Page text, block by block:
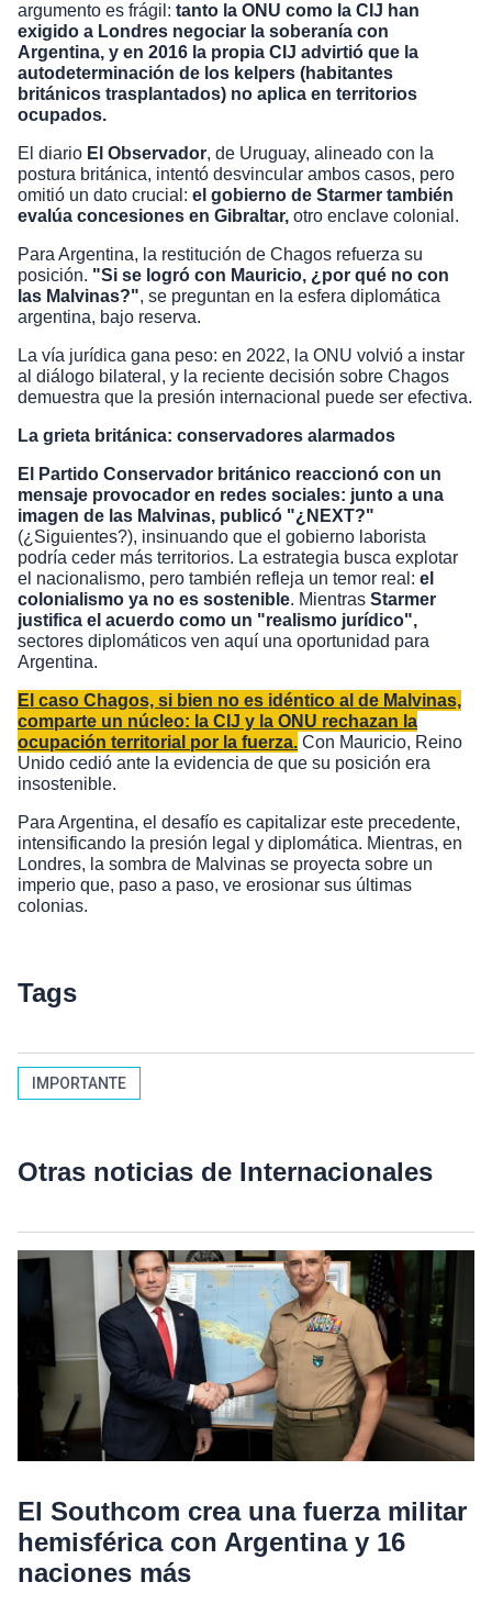
argumento es frágil: tanto la ONU como la CIJ han
exigido a Londres negociar la soberanía con
Argentina, y en 2016 la propia CIJ advirtió que la
autodeterminación de los kelpers (habitantes
británicos trasplantados) no aplica en territorios
ocupados.
El diario El Observador, de Uruguay, alineado con la
postura británica, intentó desvincular ambos casos, pero
omitió un dato crucial: el gobierno de Starmer también
evalúa concesiones en Gibraltar, otro enclave colonial.
Para Argentina, la restitución de Chagos refuerza su
posición. "Si se logró con Mauricio, ¿por qué no con
las Malvinas?", se preguntan en la esfera diplomática
argentina, bajo reserva.
La vía jurídica gana peso: en 2022, la ONU volvió a instar
al diálogo bilateral, y la reciente decisión sobre Chagos
demuestra que la presión internacional puede ser efectiva.
La grieta británica: conservadores alarmados
El Partido Conservador británico reaccionó con un
mensaje provocador en redes sociales: junto a una
imagen de las Malvinas, publicó "¿NEXT?"
(¿Siguientes?), insinuando que el gobierno laborista
podría ceder más territorios. La estrategia busca explotar
el nacionalismo, pero también refleja un temor real: el
colonialismo ya no es sostenible. Mientras Starmer
justifica el acuerdo como un "realismo jurídico",
sectores diplomáticos ven aquí una oportunidad para
Argentina.
El caso Chagos, si bien no es idéntico al de Malvinas,
comparte un núcleo: la CIJ y la ONU rechazan la
ocupación territorial por la fuerza. Con Mauricio, Reino
Unido cedió ante la evidencia de que su posición era
insostenible.
Para Argentina, el desafío es capitalizar este precedente,
intensificando la presión legal y diplomática. Mientras, en
Londres, la sombra de Malvinas se proyecta sobre un
imperio que, paso a paso, ve erosionar sus últimas
colonias.
Tags
IMPORTANTE
Otras noticias de Internacionales
El Southcom crea una fuerza militar
hemisférica con Argentina y 16
naciones más